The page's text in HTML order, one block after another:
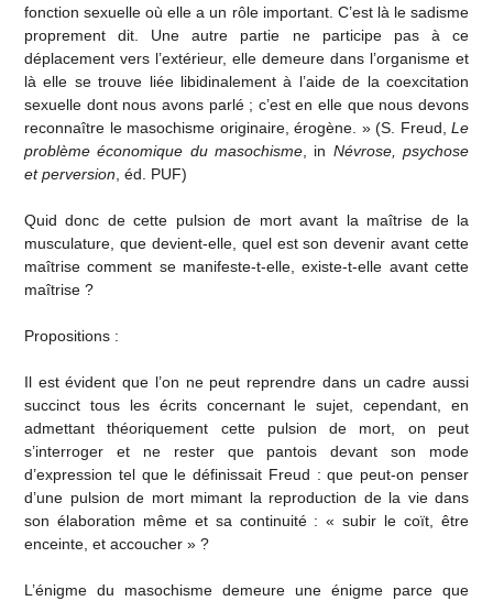
fonction sexuelle où elle a un rôle important. C’est là le sadisme
proprement dit. Une autre partie ne participe pas à ce
déplacement vers l’extérieur, elle demeure dans l’organisme et
là elle se trouve liée libidinalement à l’aide de la coexcitation
sexuelle dont nous avons parlé ; c’est en elle que nous devons
reconnaître le masochisme originaire, érogène. » (S. Freud, Le
problème économique du masochisme, in Névrose, psychose
et perversion, éd. PUF)
Quid donc de cette pulsion de mort avant la maîtrise de la
musculature, que devient-elle, quel est son devenir avant cette
maîtrise comment se manifeste-t-elle, existe-t-elle avant cette
maîtrise ?
Propositions :
Il est évident que l’on ne peut reprendre dans un cadre aussi
succinct tous les écrits concernant le sujet, cependant, en
admettant théoriquement cette pulsion de mort, on peut
s’interroger et ne rester que pantois devant son mode
d’expression tel que le définissait Freud : que peut-on penser
d’une pulsion de mort mimant la reproduction de la vie dans
son élaboration même et sa continuité : « subir le coït, être
enceinte, et accoucher » ?
L’énigme du masochisme demeure une énigme parce que